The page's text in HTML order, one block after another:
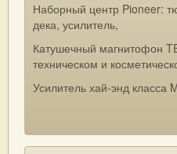
Наборный центр Pioneer:
дека, усилитель,
Катушечный магнитофон
техническом и
Усилитель хай-энд класса